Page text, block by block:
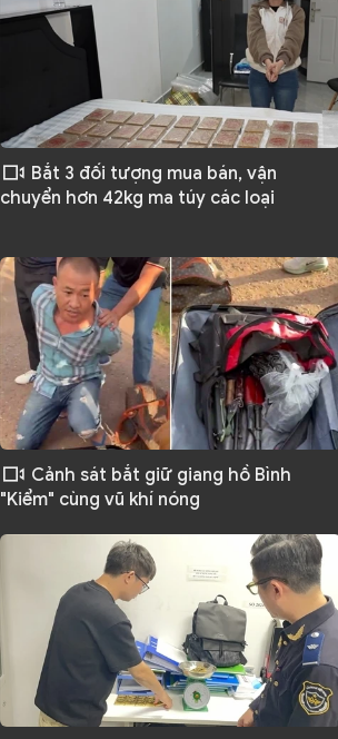
Bắt 3 đối tượng mua bán, vận
chuyển hơn 42kg ma túy các loại
Cảnh sát bắt giữ giang hồ Bình
"Kiểm" cùng vũ khí nóng